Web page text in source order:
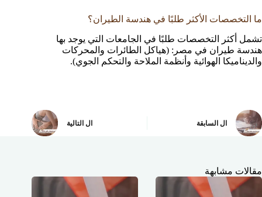
ما التخصصات الأكثر طلبًا في هندسة الطيران؟
تشمل أكثر التخصصات طلبًا في الجامعات التي يوجد بها
هندسة طيران في مصر: (هياكل الطائرات والمحركات
والديناميكا الهوائية وأنظمة الملاحة والتحكم الجوي).
ال السابقة ال التالية
مقالات مشابهة